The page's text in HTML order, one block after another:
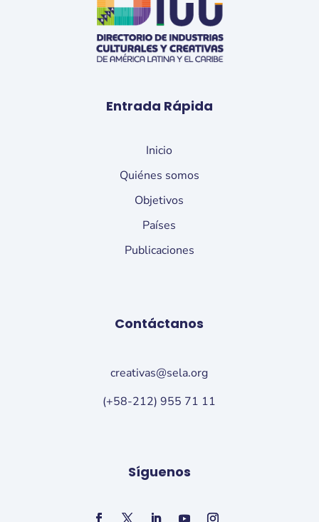
Entrada Rápida
Inicio
Quiénes somos
Objetivos
Países
Publicaciones
Contáctanos
creativas@sela.org
(+58-212) 955 71 11
Síguenos